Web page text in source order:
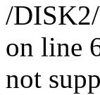
/
on line
not